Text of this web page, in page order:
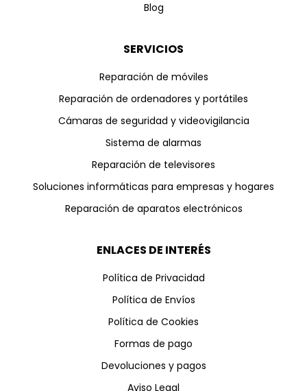
Blog
SERVICIOS
Reparación de móviles
Reparación de ordenadores y portátiles
Cámaras de seguridad y videovigilancia
Sistema de alarmas
Reparación de televisores
Soluciones informáticas para empresas y hogares
Reparación de aparatos electrónicos
ENLACES DE INTERÉS
Política de Privacidad
Política de Envíos
Política de Cookies
Formas de pago
Devoluciones y pagos
Aviso Legal